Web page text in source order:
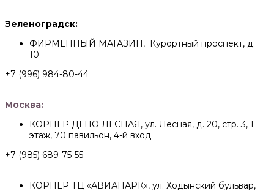
Зеленоградск:
ФИРМЕННЫЙ МАГАЗИН, Курортный проспект, д.
10
+7 (996) 984-80-44
Москва:
КОРНЕР ДЕПО ЛЕСНАЯ, ул. Лесная, д. 20, стр. 3, 1
этаж, 70 павильон, 4-й вход
+7 (985) 689-75-55
КОРНЕР ТЦ «АВИАПАРК», ул. Ходынский бульвар,